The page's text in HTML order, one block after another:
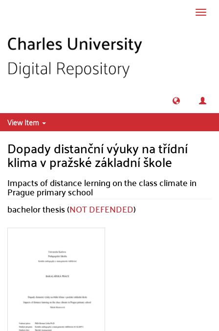
View Item
Dopady distanční výuky na třídní
klima v pražské základní škole
Impacts of distance lerning on the class climate in
Prague primary school
bachelor thesis (NOT DEFENDED)